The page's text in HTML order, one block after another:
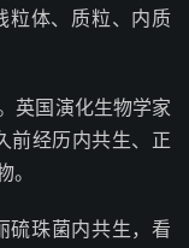
粒体、质粒、内质
英国演化生物学家
前经历内共生、正
硫珠菌内共生，看